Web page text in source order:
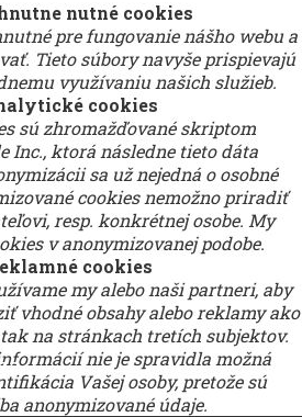
nutné cookies
pre fungovanie nášho webu a
Tieto súbory navyše prispievajú
využívaniu našich služieb.
cookies
sú zhromažďované skriptom
Inc., ktorá následne tieto dáta
sa už nejedná o osobné
cookies nemožno priradiť
resp. konkrétnej osobe. My
v anonymizovanej podobe.
cookies
my alebo naši partneri, aby
vhodné obsahy alebo reklamy ako
na stránkach tretích subjektov.
nie je spravidla možná
Vašej osoby, pretože sú
anonymizované údaje.